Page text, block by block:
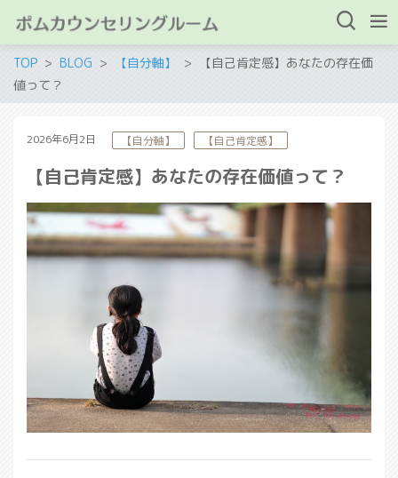
TOP BLOG 【自分軸】
【自己肯定感】あなたの存在価
値って？
2026年6月2日 【自分軸】 【自己肯定感】
【自己肯定感】あなたの存在価値って？